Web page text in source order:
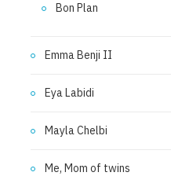
Bon Plan
Emma Benji II
Eya Labidi
Mayla Chelbi
Me, Mom of twins